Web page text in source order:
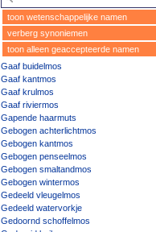
toon wetenschappelijke namen
verberg synoniemen
toon alleen geaccepteerde namen
Gaaf buidelmos
Gaaf kantmos
Gaaf krulmos
Gaaf riviermos
Gapende haarmuts
Gebogen achterlichtmos
Gebogen kantmos
Gebogen penseelmos
Gebogen smaltandmos
Gebogen wintermos
Gedeeld vleugelmos
Gedeeld watervorkje
Gedoornd schoffelmos